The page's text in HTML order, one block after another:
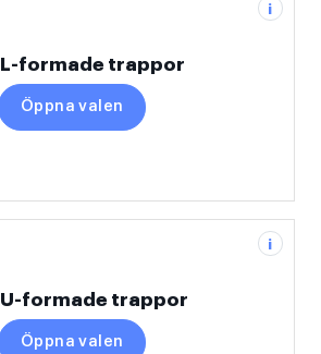
i
L-formade trappor
Öppna valen
i
U-formade trappor
Öppna valen